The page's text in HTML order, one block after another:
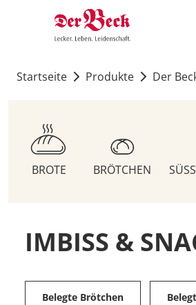
Startseite Produkte Der
BROTE BRÖTCHEN
IMBISS &
Belegte Brötchen